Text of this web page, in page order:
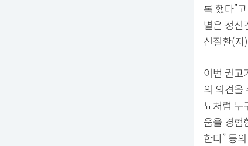
록 했다”
별은 정신
신질환(자
이번 권고
의 의견을
뇨처럼 누
움을 경험
한다” 등